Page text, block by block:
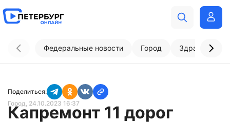
Федеральные новости Город
Поделиться:
Город, 24.10.2023 16:37
Капремонт 11 дорог